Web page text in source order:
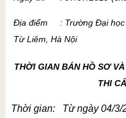
Địa điểm : Trường Đại học
Từ Liêm, Hà Nội
THỜI GIAN BÁN HỒ SƠ
THI
Thời gian: Từ ngày 04/3/